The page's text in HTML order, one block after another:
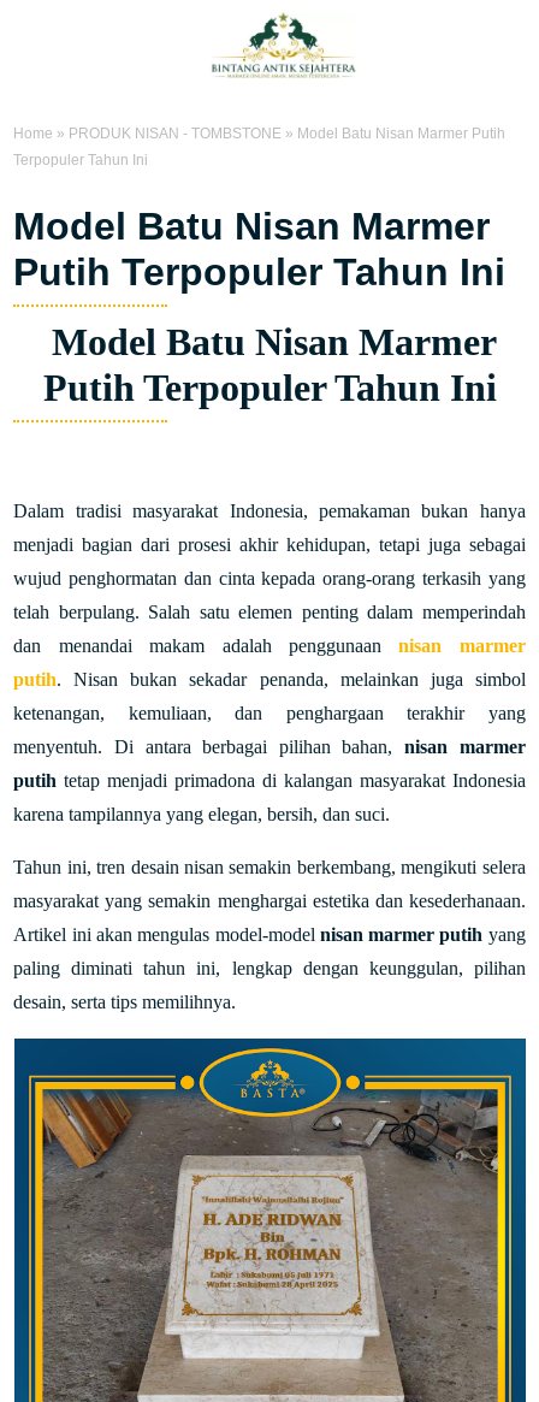
Home » PRODUK NISAN - TOMBSTONE » Model Batu Nisan Marmer Putih
Terpopuler Tahun Ini
Model Batu Nisan Marmer
Putih Terpopuler Tahun Ini
Model Batu Nisan Marmer
Putih Terpopuler Tahun Ini
Dalam tradisi masyarakat Indonesia, pemakaman bukan hanya
menjadi bagian dari prosesi akhir kehidupan, tetapi juga sebagai
wujud penghormatan dan cinta kepada orang-orang terkasih yang
telah berpulang. Salah satu elemen penting dalam memperindah
dan menandai makam adalah penggunaannisan marmer
putih.Nisan bukan sekadar penanda, melainkan juga simbol
ketenangan, kemuliaan, dan penghargaan terakhir yang
menyentuh. Di antara berbagai pilihan bahan,nisan marmer
putih tetap menjadi primadona di kalangan masyarakat Indonesia
karena tampilannya yang elegan, bersih, dan suci.
Tahun ini, tren desain nisan semakin berkembang, mengikuti selera
masyarakat yang semakin menghargai estetika dan kesederhanaan.
Artikel ini akan mengulas model-model nisan marmer putih yang
paling diminati tahun ini, lengkap dengan keunggulan, pilihan
desain, serta tips memilihnya.